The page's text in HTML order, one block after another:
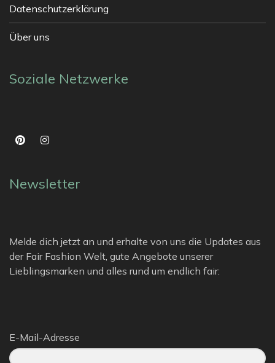
Datenschutzerklärung
Über uns
Soziale Netzwerke
Newsletter
Melde dich jetzt an und erhalte von uns die Updates aus
der Fair Fashion Welt, gute Angebote unserer
Lieblingsmarken und alles rund um endlich fair:
E-Mail-Adresse